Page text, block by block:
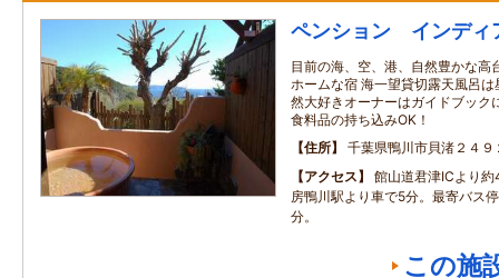
ペンション インディ
目前の海、空、港、自然豊かな高
ホームな宿 海一望貸切露天風呂
然大好きオーナーはガイドブッ
食料品の持ち込みOK！
住所
千葉県鴨川市貝渚２４９
アクセス
館山道君津ICより
房鴨川駅より車で5分。最寄バス
分。
この施